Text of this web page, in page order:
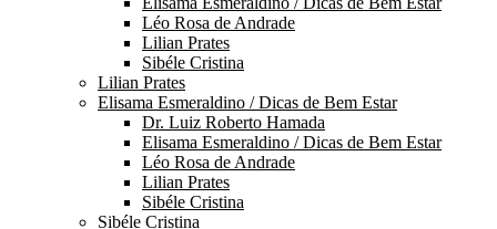
Léo Rosa de Andrade
Lilian Prates
Sibéle Cristina
Lilian Prates
Elisama Esmeraldino / Dicas de Bem Estar
Dr. Luiz Roberto Hamada
Elisama Esmeraldino / Dicas de Bem Estar
Léo Rosa de Andrade
Lilian Prates
Sibéle Cristina
Sibéle Cristina